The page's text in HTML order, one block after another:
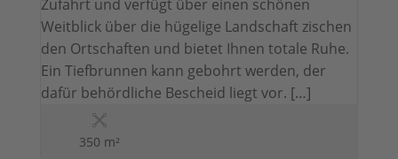
Zufahrt und verfügt über einen schönen
Weitblick über die hügelige Landschaft zischen
den Ortschaften und bietet Ihnen totale Ruhe.
Ein Tiefbrunnen kann gebohrt werden, der
dafür behördliche Bescheid liegt vor. […]
350 m²